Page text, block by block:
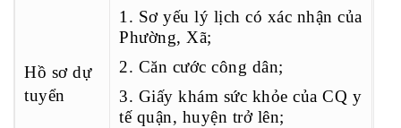
Hồ sơ dự
tuyển
1. Sơ yếu lý lịch có xác nhận của
Phường, Xã;
2. Căn cước công dân;
3. Giấy khám sức khỏe của CQ y
tế quận, huyện trở lên;